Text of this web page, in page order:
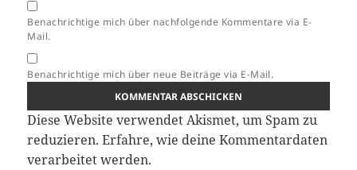
Benachrichtige mich über nachfolgende Kommentare via E-
Mail.
Benachrichtige mich über neue Beiträge via E-Mail.
Diese Website verwendet Akismet, um Spam zu
reduzieren.Erfahre, wie deine Kommentardaten
verarbeitet werden.